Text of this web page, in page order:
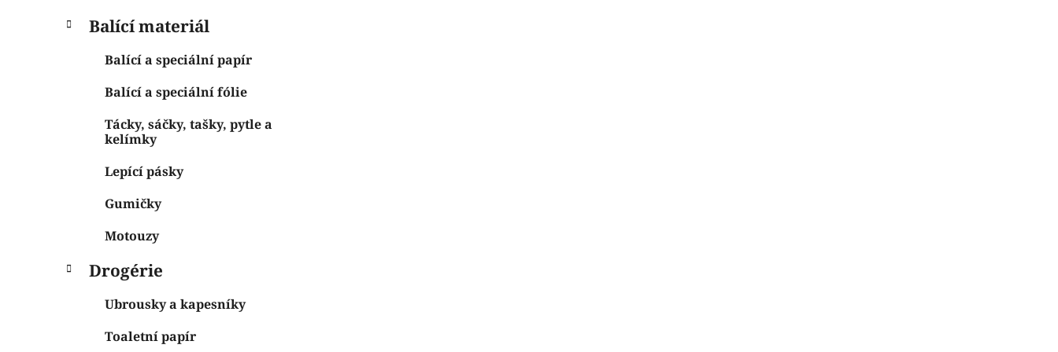
Balící materiál
Balící a speciální papír
Balící a speciální fólie
Tácky, sáčky, tašky, pytle a
kelímky
Lepící pásky
Gumičky
Motouzy
Drogérie
Ubrousky a kapesníky
Toaletní papír